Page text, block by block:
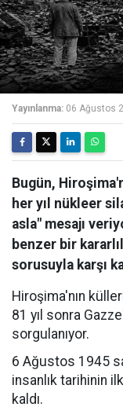
Yayınlanma: 06 Ağustos
Bugün,
her yıl nükleer
asla" mesajı
benzer bir
sorusuyla karşı
Hiroşima'nın
81 yıl sonra
sorgulanıyor.
6 Ağustos 1945
insanlık tarihinin
kaldı.